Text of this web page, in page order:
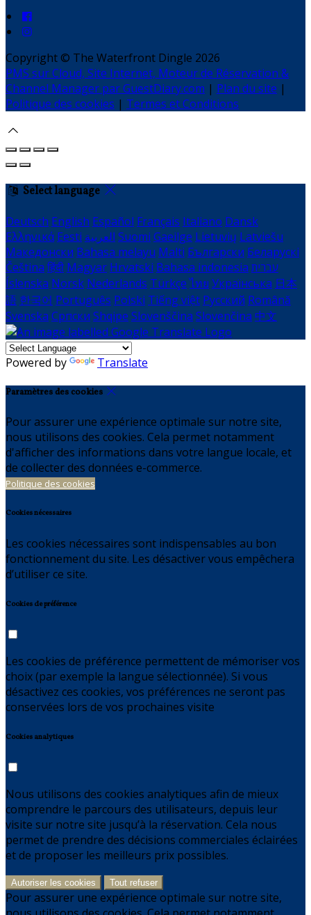
Copyright © The Waterfront Dingle 2026
PMS sur Cloud, Site Internet, Moteur de Réservation &
Channel Manager par GuestDiary.com | Plan du site |
Politique des cookies | Termes et Conditions
Select language
Deutsch English Español Français Italiano Dansk
Ελληνικά Eesti العربية Suomi Gaeilge Lietuvių Latviešu
Македонски Bahasa melayu Malti Български Беларускі
Čeština हिंदी Magyar Hrvatski Bahasa indonesia עברית
Íslenska Norsk Nederlands Türkçe ไทย Українська 日本
語 한국어 Português Polski Tiếng việt Русский Română
Svenska Српски Shqipe Slovenščina Slovenčina 中文
Powered by Translate
Paramètres des cookies
Pour assurer une expérience optimale sur notre site,
nous utilisons des cookies. Cela permet notamment
d'afficher des informations dans votre langue locale, et
de collecter des données e-commerce.
Politique des cookies
Cookies nécessaires
Les cookies nécessaires sont indispensables au bon
fonctionnement du site. Les désactiver vous empêchera
d’utiliser ce site.
Cookies de préférence
Les cookies de préférence permettent de mémoriser vos
choix (par exemple la langue sélectionnée). Si vous
désactivez ces cookies, vos préférences ne seront pas
conservées lors de vos prochaines visite
Cookies analytiques
Nous utilisons des cookies analytiques afin de mieux
comprendre le parcours des utilisateurs, depuis leur
visite sur notre site jusqu’à la réservation. Cela nous
permet de prendre des décisions commerciales éclairées
et de proposer les meilleurs prix possibles.
Autoriser les cookies Tout refuser
Pour assurer une expérience optimale sur notre site,